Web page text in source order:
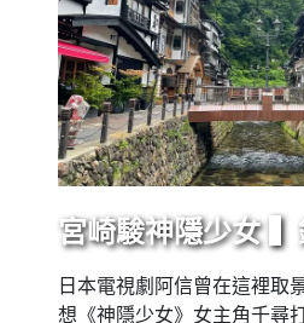
宮崎駿神隱少女 ▍
日本電視劇阿信曾在這裡取
想《神隱少女》女主角千尋